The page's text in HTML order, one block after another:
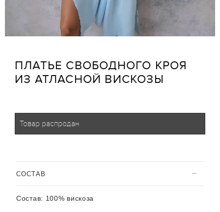
ПЛАТЬЕ СВОБОДНОГО КРОЯ
ИЗ АТЛАСНОЙ ВИСКОЗЫ
Товар распродан
CОСТАВ
Состав: 100% вискоза